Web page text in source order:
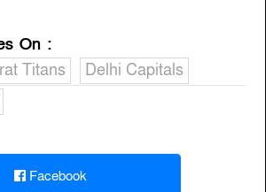
On :
Titans
Delhi Capitals
Facebook